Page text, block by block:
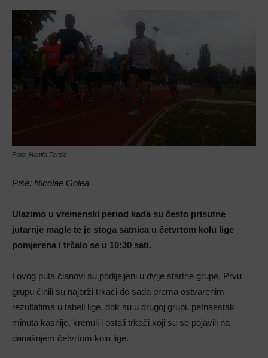
Foto: Hanifa Terzić
Piše: Nicolae Golea
Ulazimo u vremenski period kada su često prisutne
jutarnje magle te je stoga satnica u četvrtom kolu lige
pomjerena i trčalo se u 10:30 sati.
I ovog puta članovi su podijeljeni u dvije startne grupe. Prvu
grupu činili su najbrži trkači do sada prema ostvarenim
rezultatima u tabeli lige, dok su u drugoj grupi, petnaestak
minuta kasnije, krenuli i ostali trkači koji su se pojavili na
današnjem četvrtom kolu lige.